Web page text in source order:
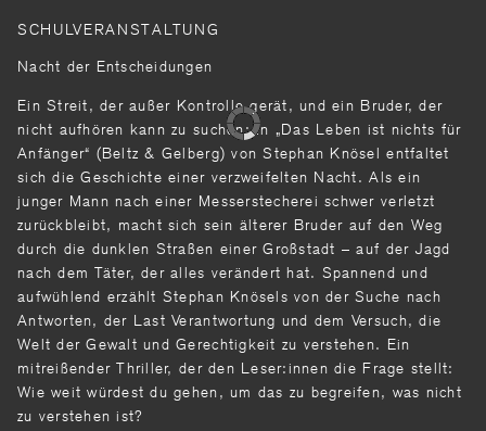
SCHULVERANSTALTUNG
Nacht der Entscheidungen
Ein Streit, der außer Kontrolle gerät, und ein Bruder, der
nicht aufhören kann zu suchen: In „Das Leben ist nichts für
Anfänger“ (Beltz & Gelberg) von Stephan Knösel entfaltet
sich die Geschichte einer verzweifelten Nacht. Als ein
junger Mann nach einer Messerstecherei schwer verletzt
zurückbleibt, macht sich sein älterer Bruder auf den Weg
durch die dunklen Straßen einer Großstadt – auf der Jagd
nach dem Täter, der alles verändert hat. Spannend und
aufwühlend erzählt Stephan Knösels von der Suche nach
Antworten, der Last Verantwortung und dem Versuch, die
Welt der Gewalt und Gerechtigkeit zu verstehen. Ein
mitreißender Thriller, der den Leser:innen die Frage stellt:
Wie weit würdest du gehen, um das zu begreifen, was nicht
zu verstehen ist?